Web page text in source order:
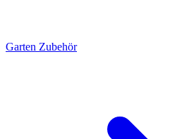
Garten Zubehör